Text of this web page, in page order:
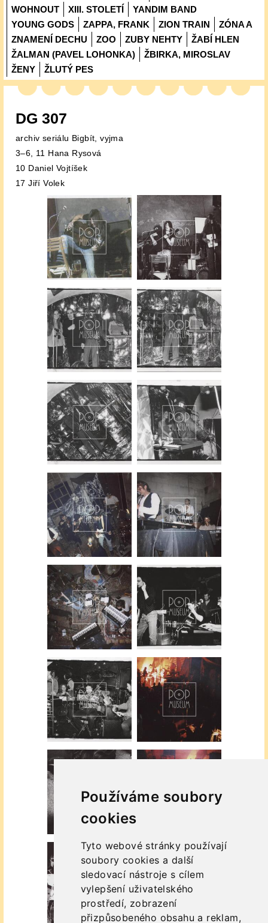
Používáme soubory
cookies
Tyto webové stránky používají
soubory cookies a další
sledovací nástroje s cílem
vylepšení uživatelského
prostředí, zobrazení
přizpůsobeného obsahu a reklam,
WOHNOUT
XIII. STOLETÍ
YANDIM BAND
YOUNG GODS
ZAPPA, FRANK ZION TRAIN
ZÓNA A
ZNAMENÍ DECHU
ZOO ZUBY NEHTY
ŽABÍ HLEN
ŽALMAN (PAVEL LOHONKA)
ŽBIRKA, MIROSLAV
ŽENY
ŽLUTÝ PES
DG 307
archiv seriálu Bigbít, vyjma
3–6, 11 Hana Rysová
10 Daniel Vojtíšek
17 Jiří Volek